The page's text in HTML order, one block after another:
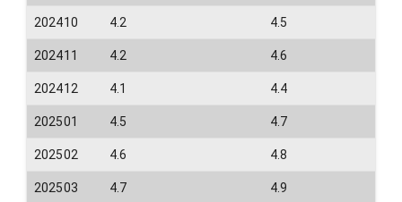
202410 4.2 4.5
202411 4.2 4.6
202412 4.1 4.4
202501 4.5 4.7
202502 4.6 4.8
202503 4.7 4.9